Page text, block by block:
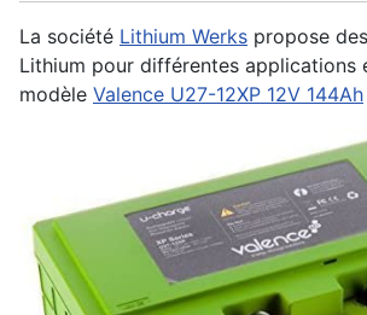
La société Lithium Werks propose
Lithium pour différentes applications
modèle Valence U27-12XP 12V 144Ah